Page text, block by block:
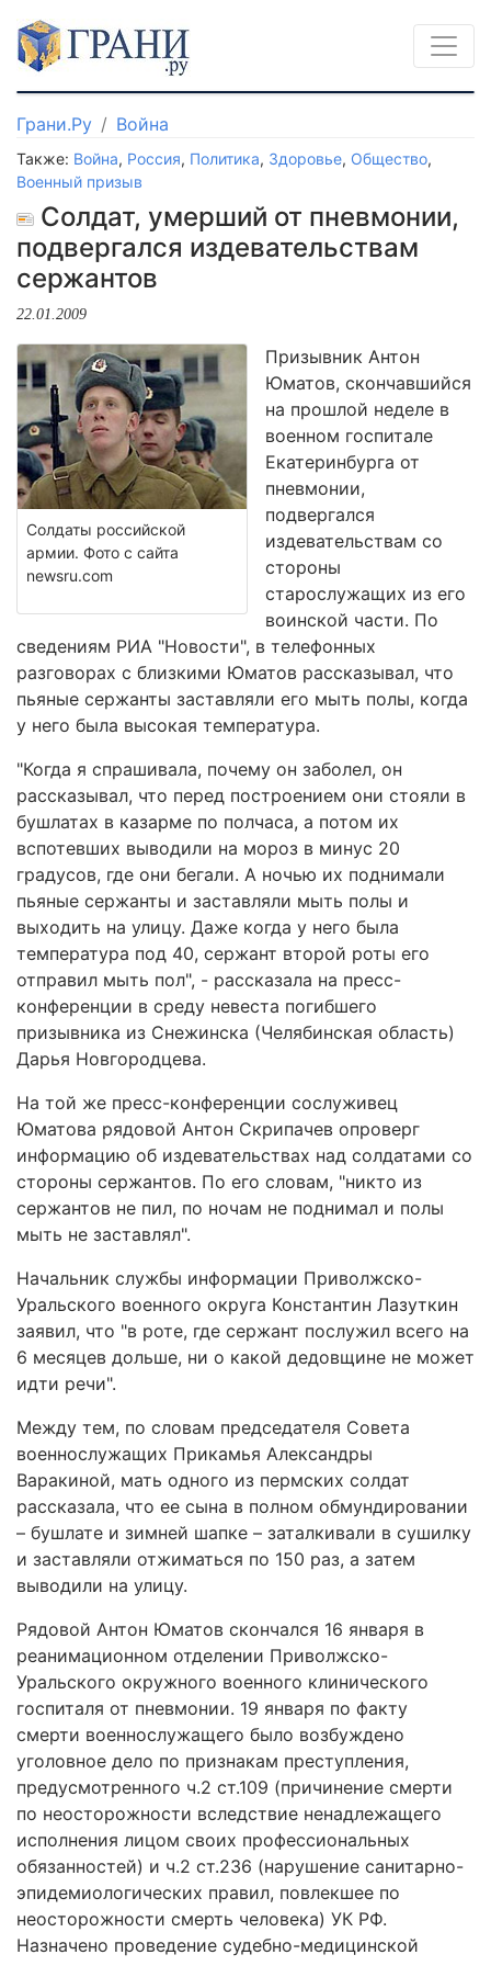
Грани.Ру Война
Также: Война, Россия, Политика, Здоровье, Общество,
Военный призыв
Солдат, умерший от пневмонии,
подвергался издевательствам
сержантов
22.01.2009
Солдаты российской
армии. Фото с сайта
newsru.com
Призывник Антон
Юматов, скончавшийся
на прошлой неделе в
военном госпитале
Екатеринбурга от
пневмонии,
подвергался
издевательствам со
стороны
старослужащих из его
воинской части. По
сведениям РИА "Новости", в телефонных
разговорах с близкими Юматов рассказывал, что
пьяные сержанты заставляли его мыть полы, когда
у него была высокая температура.
"Когда я спрашивала, почему он заболел, он
рассказывал, что перед построением они стояли в
бушлатах в казарме по полчаса, а потом их
вспотевших выводили на мороз в минус 20
градусов, где они бегали. А ночью их поднимали
пьяные сержанты и заставляли мыть полы и
выходить на улицу. Даже когда у него была
температура под 40, сержант второй роты его
отправил мыть пол", - рассказала на пресс-
конференции в среду невеста погибшего
призывника из Снежинска (Челябинская область)
Дарья Новгородцева.
На той же пресс-конференции сослуживец
Юматова рядовой Антон Скрипачев опроверг
информацию об издевательствах над солдатами со
стороны сержантов. По его словам, "никто из
сержантов не пил, по ночам не поднимал и полы
мыть не заставлял".
Начальник службы информации Приволжско-
Уральского военного округа Константин Лазуткин
заявил, что "в роте, где сержант послужил всего на
6 месяцев дольше, ни о какой дедовщине не может
идти речи".
Между тем, по словам председателя Совета
военнослужащих Прикамья Александры
Варакиной, мать одного из пермских солдат
рассказала, что ее сына в полном обмундировании
– бушлате и зимней шапке – заталкивали в сушилку
и заставляли отжиматься по 150 раз, а затем
выводили на улицу.
Рядовой Антон Юматов скончался 16 января в
реанимационном отделении Приволжско-
Уральского окружного военного клинического
госпиталя от пневмонии. 19 января по факту
смерти военнослужащего было возбуждено
уголовное дело по признакам преступления,
предусмотренного ч.2 ст.109 (причинение смерти
по неосторожности вследствие ненадлежащего
исполнения лицом своих профессиональных
обязанностей) и ч.2 ст.236 (нарушение санитарно-
эпидемиологических правил, повлекшее по
неосторожности смерть человека) УК РФ.
Назначено проведение судебно-медицинской